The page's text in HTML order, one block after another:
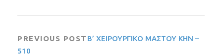
PREVIOUS POST Β’ ΧΕΙΡΟΥΡΓΙΚΟ ΜΑΣΤΟΥ ΚΗΝ –
510